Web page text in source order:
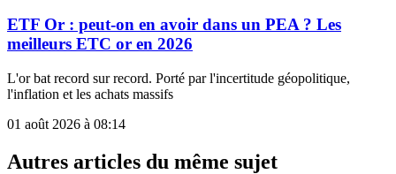
ETF Or : peut-on en avoir dans un PEA ? Les
meilleurs ETC or en 2026
L'or bat record sur record. Porté par l'incertitude géopolitique,
l'inflation et les achats massifs
01 août 2026 à 08:14
Autres articles du même sujet